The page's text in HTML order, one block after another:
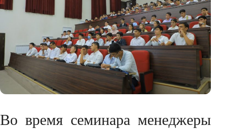
Во время семинара менеджеры